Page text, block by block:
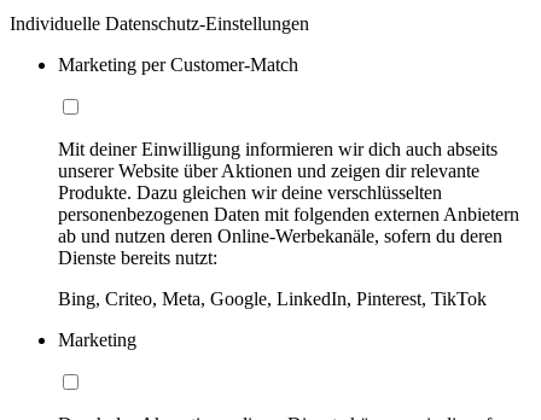
Individuelle Datenschutz-Einstellungen
Marketing per Customer-Match
Mit deiner Einwilligung informieren wir dich auch abseits
unserer Website über Aktionen und zeigen dir relevante
Produkte. Dazu gleichen wir deine verschlüsselten
personenbezogenen Daten mit folgenden externen Anbietern
ab und nutzen deren Online-Werbekanäle, sofern du deren
Dienste bereits nutzt:
Bing, Criteo, Meta, Google, LinkedIn, Pinterest, TikTok
Marketing